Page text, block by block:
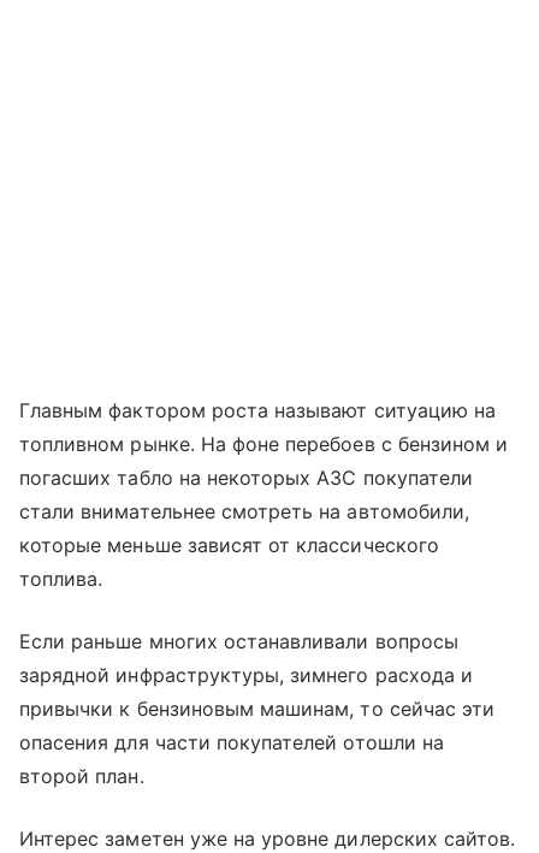
Главным фактором роста называют ситуацию на
топливном рынке. На фоне перебоев с бензином и
погасших табло на некоторых АЗС покупатели
стали внимательнее смотреть на автомобили,
которые меньше зависят от классического
топлива.
Если раньше многих останавливали вопросы
зарядной инфраструктуры, зимнего расхода и
привычки к бензиновым машинам, то сейчас эти
опасения для части покупателей отошли на
второй план.
Интерес заметен уже на уровне дилерских сайтов.